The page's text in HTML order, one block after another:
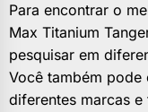
Para encontrar o
Max Titanium
pesquisar em
Você também
diferentes marcas